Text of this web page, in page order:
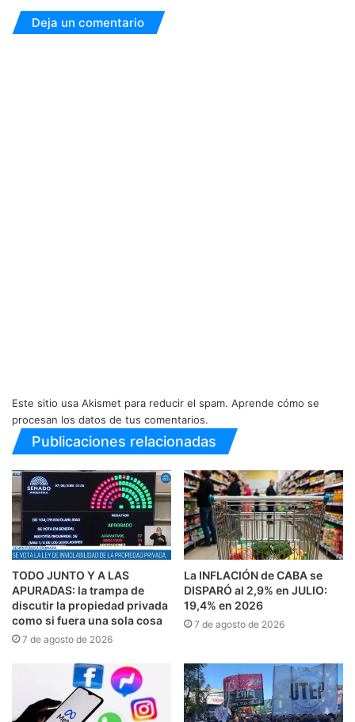
Deja un comentario
Este sitio usa Akismet para reducir el spam. Aprende cómo se
procesan los datos de tus comentarios.
Publicaciones relacionadas
TODO JUNTO Y A LAS
APURADAS: la trampa de
discutir la propiedad privada
como si fuera una sola cosa
7 de agosto de 2026
La INFLACIÓN de CABA se
DISPARÓ al 2,9% en JULIO:
19,4% en 2026
7 de agosto de 2026